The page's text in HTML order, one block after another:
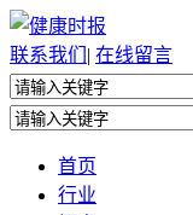
联系我们 | 在线留言
首页
行业